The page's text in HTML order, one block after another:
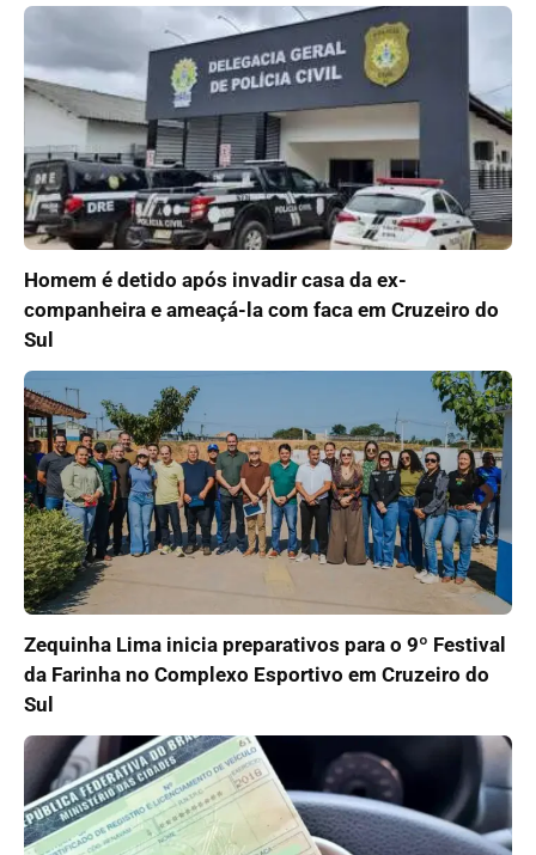
Homem é detido após invadir casa da ex-
companheira e ameaçá-la com faca em Cruzeiro do
Sul
Zequinha Lima inicia preparativos para o 9º Festival
da Farinha no Complexo Esportivo em Cruzeiro do
Sul